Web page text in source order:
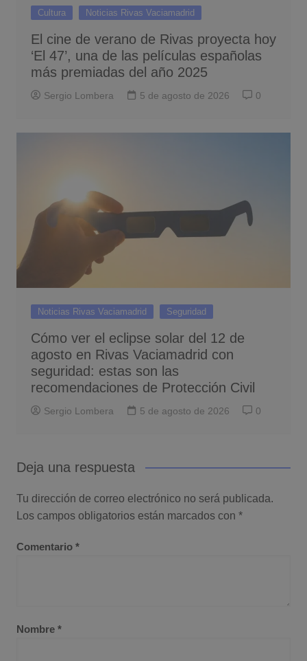
Cultura Noticias Rivas Vaciamadrid
El cine de verano de Rivas proyecta hoy
‘El 47’, una de las películas españolas
más premiadas del año 2025
Sergio Lombera 5 de agosto de 2026 0
Noticias Rivas Vaciamadrid Seguridad
Cómo ver el eclipse solar del 12 de
agosto en Rivas Vaciamadrid con
seguridad: estas son las
recomendaciones de Protección Civil
Sergio Lombera 5 de agosto de 2026 0
Deja una respuesta
Tu dirección de correo electrónico no será publicada.
Los campos obligatorios están marcados con *
Comentario *
Nombre *